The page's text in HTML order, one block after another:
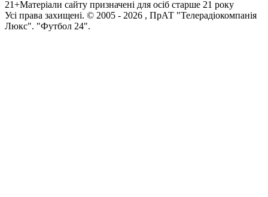
21+Матеріали сайту призначені для осіб старше 21 року
Усi права захищенi. © 2005 - 2026 , ПрАТ "Телерадіокомпанія
Люкс". "Футбол 24".